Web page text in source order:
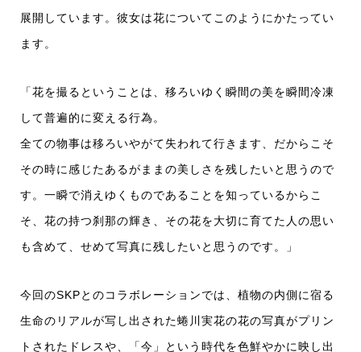
展開しています。彼女は花についてこのようにかたってい
ます。
「花を撮るということは、移ろいゆく瞬間の美を瞬間冷凍
して普遍的に変える行為。
全ての物事は移ろいやがて失われて行きます、だからこそ
その時に感じたあるがままの美しさを残したいと思うので
す。一瞬で消えゆくものであることを知っているからこ
そ、花の持つ刹那の輝き、その花を大切に育てた人の思い
も含めて、せめて写真に残したいと思うのです。」
今回のSKPとのコラボレーションでは、植物の内側に宿る
生命のリアルが写し出された蜷川実花の花の写真がプリン
トされたドレスや、「今」という時代を色鮮やかに映し出